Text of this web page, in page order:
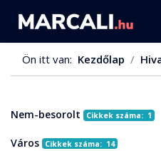
Ön itt van: Kezdőlap
Nem-besorolt Cikkek száma: 1
Város Cikkek száma: 14